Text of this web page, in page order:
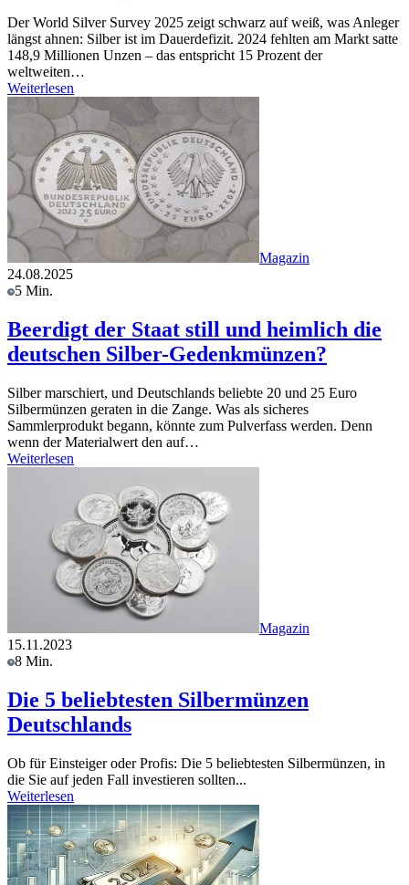
Der World Silver Survey 2025 zeigt schwarz auf weiß, was Anleger
längst ahnen: Silber ist im Dauerdefizit. 2024 fehlten am Markt satte
148,9 Millionen Unzen – das entspricht 15 Prozent der
weltweiten…
Weiterlesen
Magazin
24.08.2025
5 Min.
Beerdigt der Staat still und heimlich die
deutschen Silber-Gedenkmünzen?
Silber marschiert, und Deutschlands beliebte 20 und 25 Euro
Silbermünzen geraten in die Zange. Was als sicheres
Sammlerprodukt begann, könnte zum Pulverfass werden. Denn
wenn der Materialwert den auf…
Weiterlesen
Magazin
15.11.2023
8 Min.
Die 5 beliebtesten Silbermünzen
Deutschlands
Ob für Einsteiger oder Profis: Die 5 beliebtesten Silbermünzen, in
die Sie auf jeden Fall investieren sollten...
Weiterlesen